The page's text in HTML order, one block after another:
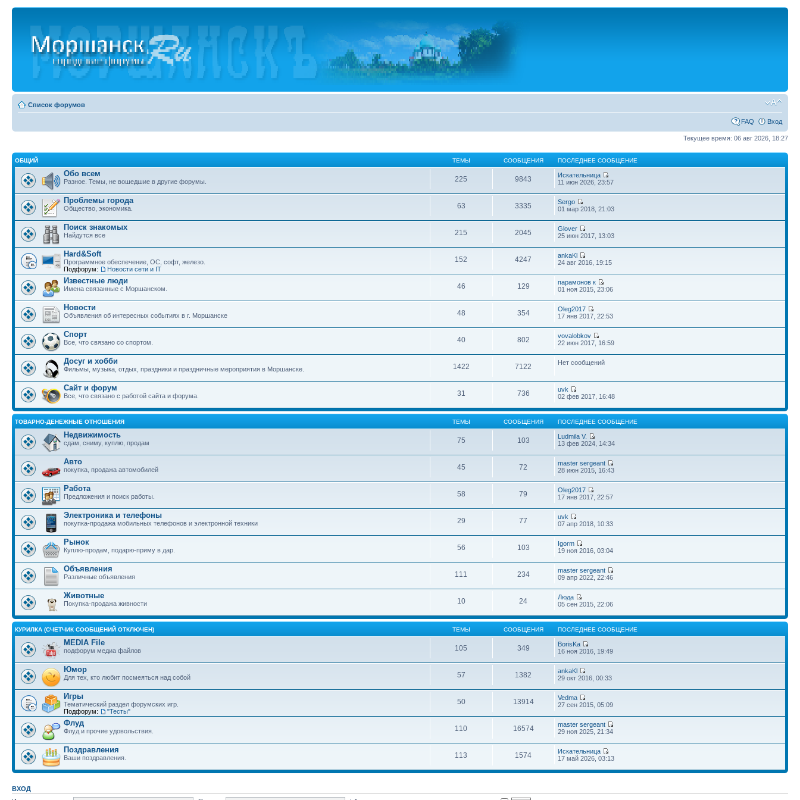
Список форумов
FAQ Вход
Текущее время: 06 авг 2026, 18:27
ОБЩИЙ ТЕМЫ СООБЩЕНИЯ ПОСЛЕДНЕЕ СООБЩЕНИЕ
Обо всем
Разное. Темы, не вошедшие в другие форумы. 225 9843
Искательница
11 июн 2026, 23:57
Проблемы города
Общество, экономика. 63 3335
Sergo
01 мар 2018, 21:03
Поиск знакомых
Найдутся все 215 2045
Glover
25 июн 2017, 13:03
Hard&Soft
Программное обеспечение, ОС, софт, железо.
Подфорум:
Новости сети и IT
152 4247
ankaKl
24 авг 2016, 19:15
Известные люди
Имена связанные с Моршанском. 46 129
парамонов к
01 ноя 2015, 23:06
Новости
Объявления об интересных событиях в г. Моршанске 48 354
Oleg2017
17 янв 2017, 22:53
Спорт
Все, что связано со спортом. 40 802
vovalobkov
22 июн 2017, 16:59
Досуг и хобби
Фильмы, музыка, отдых, праздники и праздничные мероприятия в Моршанске. 1422 7122 Нет сообщений
Сайт и форум
Все, что связано с работой сайта и форума. 31 736
uvk
02 фев 2017, 16:48
ТОВАРНО-ДЕНЕЖНЫЕ ОТНОШЕНИЯ ТЕМЫ СООБЩЕНИЯ ПОСЛЕДНЕЕ СООБЩЕНИЕ
Недвижимость
сдам, сниму, куплю, продам 75 103
Ludmila V.
13 фев 2024, 14:34
Авто
покупка, продажа автомобилей 45 72
master sergeant
28 июн 2015, 16:43
Работа
Предложения и поиск работы. 58 79
Oleg2017
17 янв 2017, 22:57
Электроника и телефоны
покупка-продажа мобильных телефонов и электронной техники 29 77
uvk
07 апр 2018, 10:33
Рынок
Куплю-продам, подарю-приму в дар. 56 103
Igorm
19 ноя 2016, 03:04
Объявления
Различные объявления 111 234
master sergeant
09 апр 2022, 22:46
Животные
Покупка-продажа живности 10 24
Люда
05 сен 2015, 22:06
КУРИЛКА (СЧЕТЧИК СООБЩЕНИЙ ОТКЛЮЧЕН) ТЕМЫ СООБЩЕНИЯ ПОСЛЕДНЕЕ СООБЩЕНИЕ
MEDIA File
подфорум медиа файлов 105 349
BorisKa
16 ноя 2016, 19:49
Юмор
Для тех, кто любит посмеяться над собой 57 1382
ankaKl
29 окт 2016, 00:33
Игры
Тематический раздел форумских игр.
Подфорум:
"Тесты"
50 13914
Vedma
27 сен 2015, 05:09
Флуд
Флуд и прочие удовольствия. 110 16574
master sergeant
29 ноя 2025, 21:34
Поздравления
Ваши поздравления. 113 1574
Искательница
17 май 2026, 03:13
ВХОД